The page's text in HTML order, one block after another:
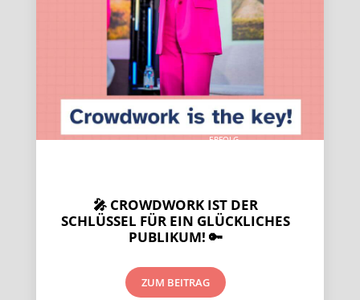
ERFOLG-
🎤 CROWDWORK IST DER
SCHLÜSSEL FÜR EIN GLÜCKLICHES
PUBLIKUM! 🔑
ZUM BEITRAG